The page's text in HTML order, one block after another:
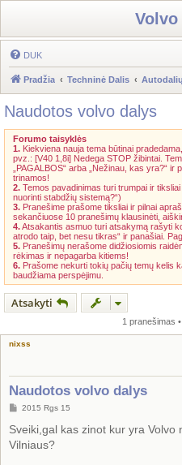
DUK
Pradžia Techninė Dalis
Naudotos volvo dalys
Forumo taisyklės
1. Kiekviena nauja tema būtinai
pvz.: [V40 1,8i] Nedega STOP žibintai.
„PAGALBOS“ arba „Nežinau, kas yra?“
trinamos!
2. Temos pavadinimas turi trumpai ir
nuorinti stabdžių sistemą?“)
3. Pranešime prašome tiksliai ir pilnai
sekančiuose 10 pranešimų klausinėti,
4.Atsakantis asmuo turi atsakymą rašyti
atrodo taip, bet nesu tikras“ ir panašiai.
5. Pranešimų nerašome didžiosiomis
rėkimas ir nepagarba kitiems!
6. Prašome nekurti tokių pačių temų kelis
baudžiama perspėjimu.
Atsakyti
1 pranešimas
nixss
Naudotos volvo dalys
S
a
n
d
2015 Rgs 15
Sveiki,gal kas zinot kur yra
Vilniaus?